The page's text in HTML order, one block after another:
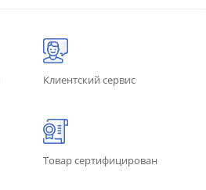
Клиентский сервис
Товар сертифицирован